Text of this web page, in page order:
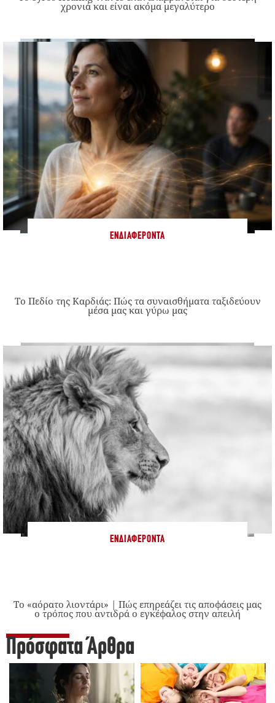
χρονιά και είναι ακόμα μεγαλύτερο
ΕΝΔΙΑΦΈΡΟΝΤΑ
Το Πεδίο της Καρδιάς: Πώς τα συναισθήματα ταξιδεύουν
μέσα μας και γύρω μας
ΕΝΔΙΑΦΈΡΟΝΤΑ
Το «αόρατο λιοντάρι» | Πώς επηρεάζει τις αποφάσεις μας
ο τρόπος που αντιδρά ο εγκέφαλος στην απειλή
Πρόσφατα Άρθρα